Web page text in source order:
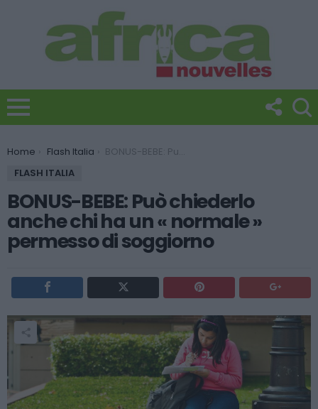
You are here:
Home Flash Italia
BONUS-BEBE: Può chiederlo anche chi ha un « normale » permesso di soggiorno
FLASH ITALIA
BONUS-BEBE: Può chiederlo
anche chi ha un « normale »
permesso di soggiorno